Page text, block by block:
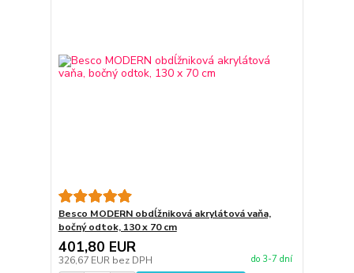
Besco MODERN obdĺžniková akrylátová vaňa,
bočný odtok, 130 x 70 cm
401,80 EUR
326,67 EUR bez DPH do 3-7 dní